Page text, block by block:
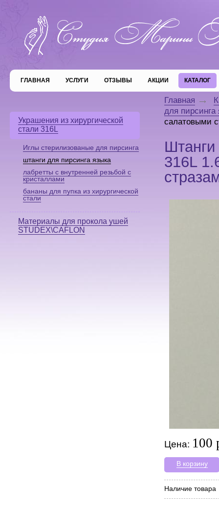
ГЛАВНАЯ УСЛУГИ ОТЗЫВЫ АКЦИИ КАТАЛОГ
Украшения из хирургической
стали 316L
Иглы стерилизованые для пирсинга
штанги для пирсинга языка
лабретты с внутренней резьбой с
кристаллами
бананы для пупка из хирургической
стали
Материалы для прокола ушей
STUDEX\CAFLON
Главная
для
салатовыми
Штанги
316L
Цена: 100
В корзину
Наличие товара